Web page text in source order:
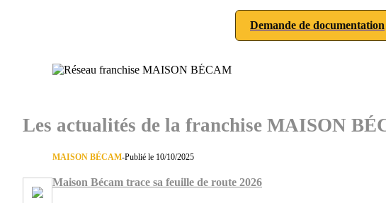
Demande de documentation
Les actualités de la franchise MAISON
MAISON BÉCAM-Publié le 10/10/2025
Maison Bécam trace sa feuille de route 2026